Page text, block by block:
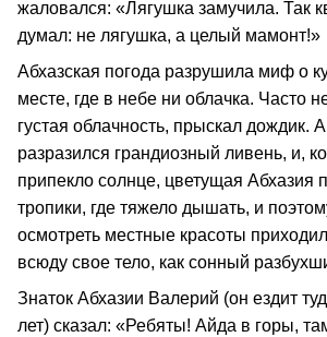
жаловался: «Лягушка замучила. Так
думал: не лягушка, а целый мамонт!»
Абхазская погода разрушила миф о
месте, где в небе ни облачка. Часто
густая облачность, прыскал дождик.
разразился грандиозный ливень, и,
припекло солнце, цветущая Абхазия
тропики, где тяжело дышать, и
осмотреть местные красоты
всюду свое тело, как сонный
Знаток Абхазии Валерий (он ездит
лет) сказал: «Ребяты! Айда в горы,